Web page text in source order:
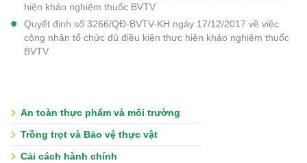
hiện khảo nghiệm thuốc BVTV
Quyết định số 3266/QĐ-BVTV-KH ngày 17/12/2017 về việc
công nhận tổ chức đủ điều kiện thực hiện khảo nghiệm thuốc
BVTV
An toàn thực phẩm và môi trường
Trồng trọt và Bảo vệ thực vật
Cải cách hành chính